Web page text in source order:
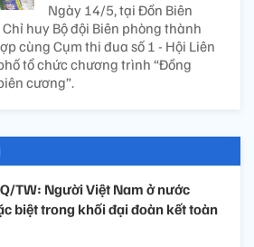
Ngày 14/5, tại Đồn Biên
huy Bộ đội Biên phòng thành
cùng Cụm thi đua số 1 - Hội Liên
tổ chức chương trình “Đồng
cương”.
TW: Người Việt Nam ở nước
biệt trong khối đại đoàn kết toàn